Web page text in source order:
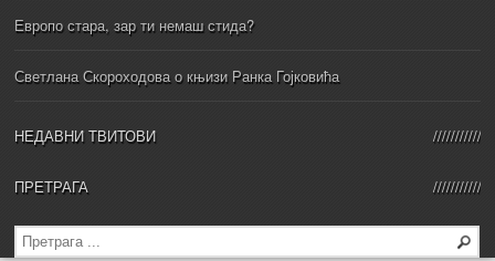
Европо стара, зар ти немаш стида?
Светлана Скороходова о књизи Ранка Гојковића
НЕДАВНИ ТВИТОВИ
ПРЕТРАГА